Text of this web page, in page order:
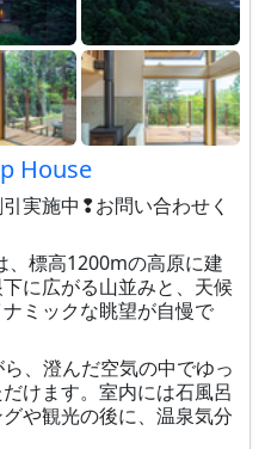
House
実施中❢お問い合わせく
標高1200mの高原に建
に広がる山並みと、天候
ミックな眺望が自慢で
、澄んだ空気の中でゆっ
けます。室内には石風呂
や観光の後に、温泉気分